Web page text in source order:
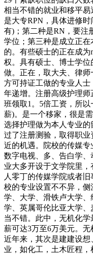
相当不错的就业和移平
是大专RPN，具体进修
有)；第二种是RN，要注
学位；第三种是成立正
的。有些硕士的正在成为
权。具有硕士、博士学
做。正在，取大夫、律
方可持证工做的专业人士
年递增。注册高级护理师
班领取1。5倍工资，所
薪)。是一个移家，很是
选择护理做为本人专业
过了注册测验，取得职
近的机遇。院校的传媒
数字电视、多、告白学
业大多开设于文学院里
人零丁的传媒学院或者
校的专业设置不不异，
学、大学、滑铁卢大学
学、英属哥伦比亚大学
当不错。此中，无机化
薪可达3万至6万美元。无
近年来，其次是建建设
业，如化工，土木匠程